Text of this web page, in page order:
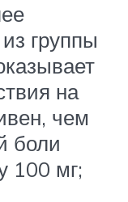
группы
на
чем
боли
100 мг;